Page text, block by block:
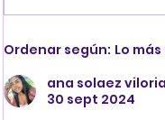
EXPLORANDO
Ordenar según: Lo
ana solaez viloria
30 sept 2024